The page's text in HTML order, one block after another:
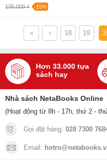
135.000 ₫ -15%
« ‹ 18 19
Hơn 33.000 tựa
sách hay
Nhà sách NetaBooks Online
(Hoạt động từ 8h - 17h, thứ 2 -
Gọi đặt hàng: 028 7300
Email: